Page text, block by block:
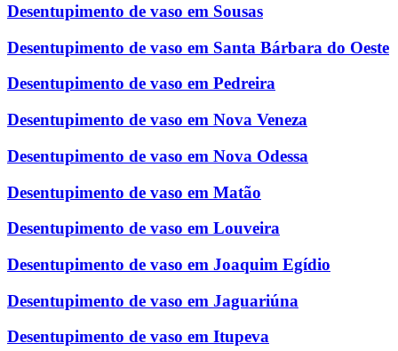
Desentupimento de vaso em Sousas
Desentupimento de vaso em Santa Bárbara do Oeste
Desentupimento de vaso em Pedreira
Desentupimento de vaso em Nova Veneza
Desentupimento de vaso em Nova Odessa
Desentupimento de vaso em Matão
Desentupimento de vaso em Louveira
Desentupimento de vaso em Joaquim Egídio
Desentupimento de vaso em Jaguariúna
Desentupimento de vaso em Itupeva